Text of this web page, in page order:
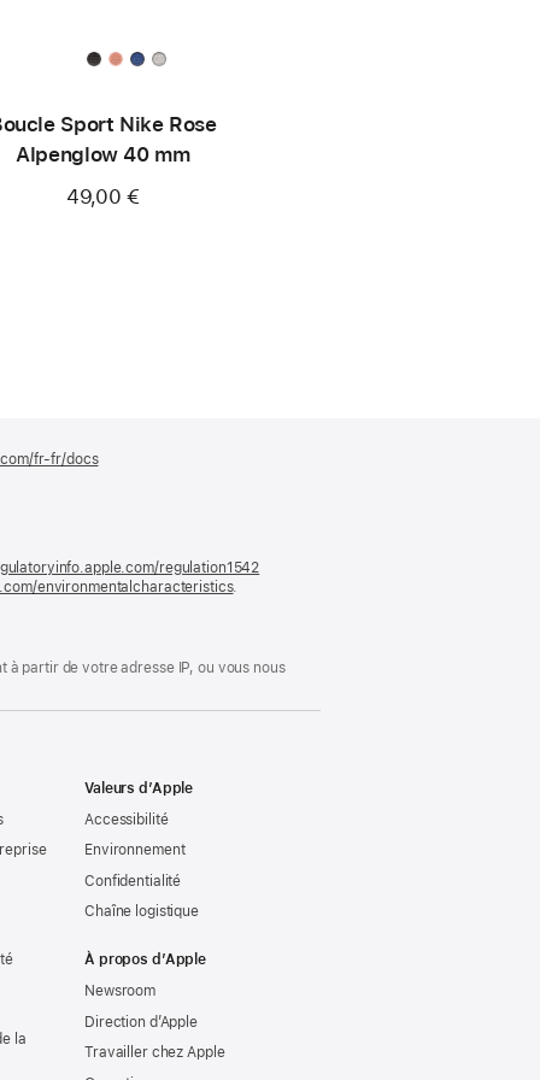
Sport Nike Rose
Alpenglow 40 mm
49,00 €
fr-fr/docs(s’ouvre
regulation1542
environmentalcharacteristics.
partir de votre adresse IP, ou vous nous
la
Valeurs d’Apple
Accessibilité
Environnement
Confidentialité
Chaîne logistique
À propos d’Apple
Newsroom
Direction d’Apple
Travailler chez Apple